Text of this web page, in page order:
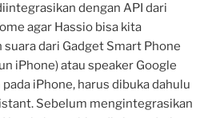
dengan API dari
agar Hassio bisa kita
dari Gadget Smart Phone
iPhone) atau speaker Google
iPhone, harus dibuka dahulu
Sebelum mengintegrasikan